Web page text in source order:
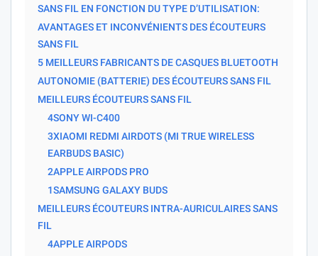
SANS FIL EN FONCTION DU TYPE D’UTILISATION:
AVANTAGES ET INCONVÉNIENTS DES ÉCOUTEURS
SANS FIL
5 MEILLEURS FABRICANTS DE CASQUES BLUETOOTH
AUTONOMIE (BATTERIE) DES ÉCOUTEURS SANS FIL
MEILLEURS ÉCOUTEURS SANS FIL
4SONY WI-C400
3XIAOMI REDMI AIRDOTS (MI TRUE WIRELESS
EARBUDS BASIC)
2APPLE AIRPODS PRO
1SAMSUNG GALAXY BUDS
MEILLEURS ÉCOUTEURS INTRA-AURICULAIRES SANS
FIL
4APPLE AIRPODS